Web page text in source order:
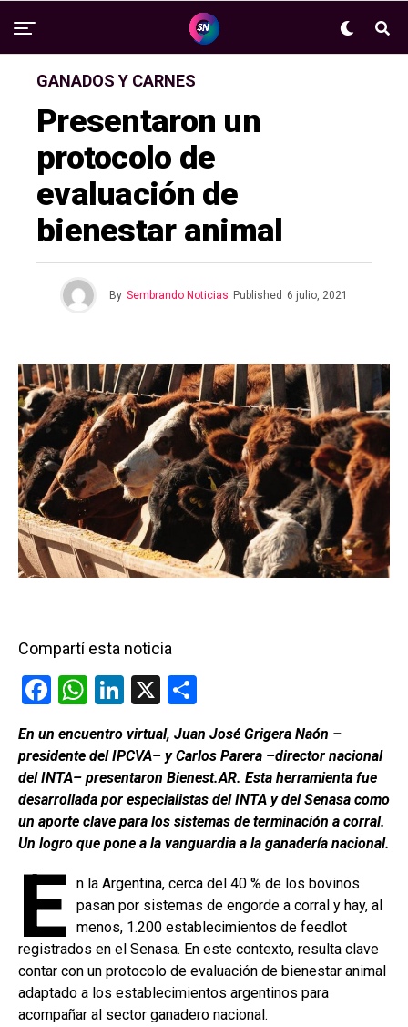
GANADOS Y CARNES
Presentaron un
protocolo de
evaluación de
bienestar animal
By Sembrando Noticias Published 6 julio, 2021
Compartí esta noticia
F
ce
b
o
o
k
W
at
s
A
p
Li
n
ke
dI
n
X
m
p
ar
tir
En un encuentro virtual, Juan José Grigera Naón –
presidente del IPCVA– y Carlos Parera –director nacional
del INTA– presentaron Bienest.AR. Esta herramienta fue
desarrollada por especialistas del INTA y del Senasa como
un aporte clave para los sistemas de terminación a corral.
Un logro que pone a la vanguardia a la ganadería nacional.
E n la Argentina, cerca del 40 % de los bovinos
pasan por sistemas de engorde a corral y hay, al
menos, 1.200 establecimientos de feedlot
registrados en el Senasa. En este contexto, resulta clave
contar con un protocolo de evaluación de bienestar animal
adaptado a los establecimientos argentinos para
acompañar al sector ganadero nacional.